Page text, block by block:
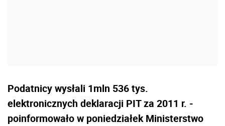
Podatnicy wysłali 1mln 536 tys.
elektronicznych deklaracji PIT za 2011 r. -
poinformowało w poniedziałek Ministerstwo